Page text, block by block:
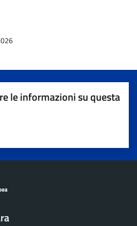
le informazioni su questa
stelle su 5
su 5
5